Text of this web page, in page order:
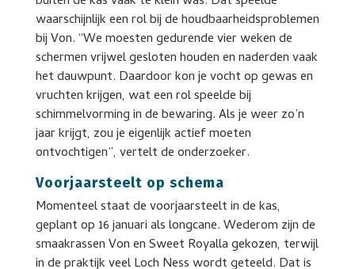
waarschijnlijk een rol bij de houdbaarheidsproblemen
bij Von. “We moesten gedurende vier weken de
schermen vrijwel gesloten houden en naderden vaak
het dauwpunt. Daardoor kon je vocht op gewas en
vruchten krijgen, wat een rol speelde bij
schimmelvorming in de bewaring. Als je weer zo’n
jaar krijgt, zou je eigenlijk actief moeten
ontvochtigen”, vertelt de onderzoeker.
Voorjaarsteelt op schema
Momenteel staat de voorjaarsteelt in de kas,
geplant op 16 januari als longcane. Wederom zijn de
smaakrassen Von en Sweet Royalla gekozen, terwijl
in de praktijk veel Loch Ness wordt geteeld. Dat is